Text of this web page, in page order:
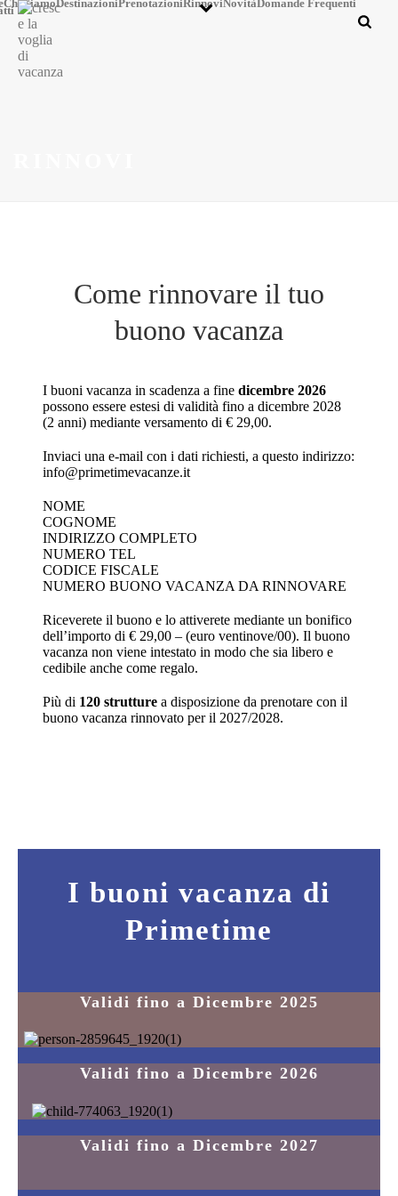
Chi SiamoDestinazioniPrenotazioniRinnoviNovitàDomande Frequenti
Come rinnovare il tuo
buono vacanza
I buoni vacanza in scadenza a fine dicembre 2026
possono essere estesi di validità fino a dicembre 2028
(2 anni) mediante versamento di € 29,00.
Inviaci una e-mail con i dati richiesti, a questo indirizzo:
info@primetimevacanze.it
NOME
COGNOME
INDIRIZZO COMPLETO
NUMERO TEL
CODICE FISCALE
NUMERO BUONO VACANZA DA RINNOVARE
Riceverete il buono e lo attiverete mediante un bonifico
dell’importo di € 29,00 – (euro ventinove/00). Il buono
vacanza non viene intestato in modo che sia libero e
cedibile anche come regalo.
Più di 120 strutture a disposizione da prenotare con il
buono vacanza rinnovato per il 2027/2028.
I buoni vacanza di
Primetime
Validi fino a Dicembre 2025
Validi fino a Dicembre 2026
Validi fino a Dicembre 2027